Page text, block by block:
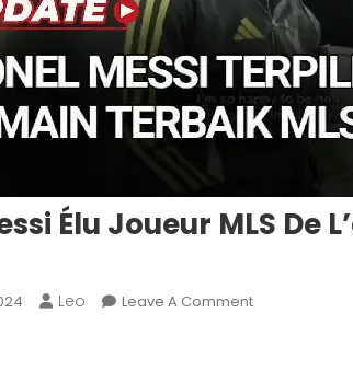
Élu Joueur MLS De
Leo Leave A CommentOn